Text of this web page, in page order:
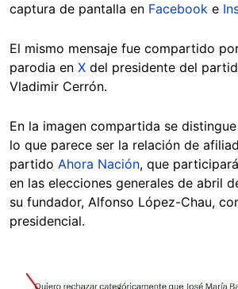
captura de pantalla en Facebook e
El mismo mensaje fue compartido
parodia en X del presidente del
Vladimir Cerrón.
En la imagen compartida se
lo que parece ser la relación de
partido Ahora Nación, que
en las elecciones generales de abril
su fundador, Alfonso López-Chau,
presidencial.
Image